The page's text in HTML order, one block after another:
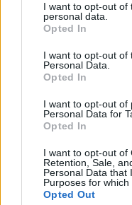
I want to opt-out of
personal data.
Opted In
I want to opt-out of
Personal Data.
Opted In
I want to opt-out of
Personal Data for
Opted In
I want to opt-out of
Retention, Sale,
Personal Data that
Purposes for which
Opted Out
εξώδικης επίλυσης η
αίτησης οιουδήποτε εκ
Με την επίλυση της
φόρου που οφείλεται,
υπογραφή του
στους πρόσθετους
πρόστιμα η οποία
δόση, σε 65% για 2-4